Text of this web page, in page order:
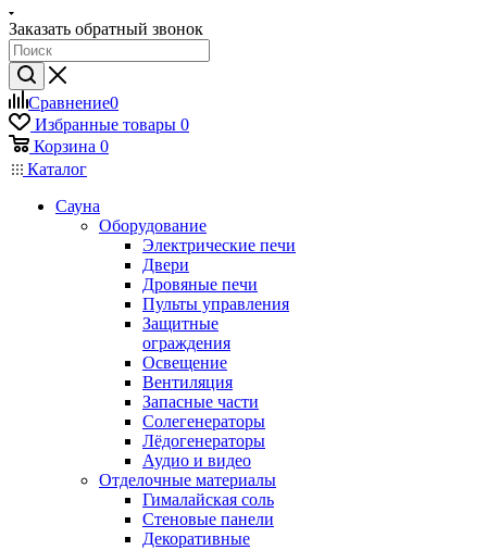
Заказать обратный звонок
Сравнение0
Избранные товары 0
Корзина 0
Каталог
Сауна
Оборудование
Электрические печи
Двери
Дровяные печи
Пульты управления
Защитные
ограждения
Освещение
Вентиляция
Запасные части
Солегенераторы
Лёдогенераторы
Аудио и видео
Отделочные материалы
Гималайская соль
Стеновые панели
Декоративные